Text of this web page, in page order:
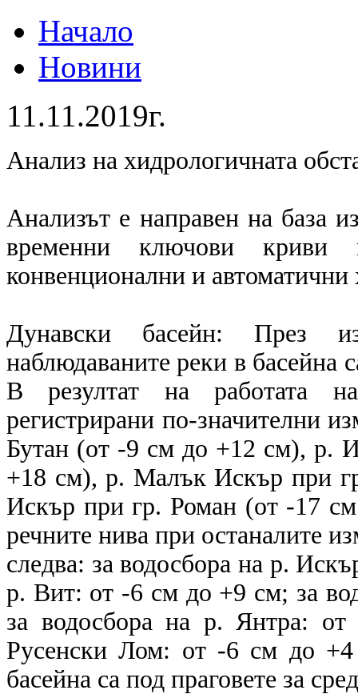
Начало
Новини
11.11.2019г.
Анализ на хидрологичната
Анализът е направен на база
временни ключови криви
конвенционални и
Дунавски басейн: През
наблюдаваните реки в басейна
В резултат на работата
регистрирани по-значителни
Бутан (от -9 см до +12 см), р.
+18 см), р. Малък Искър при
Искър при гр. Роман (от -17
речните нива при останалите
следва: за водосбора на р.
р. Вит: от -6 см до +9 см; за
за водосбора на р. Янтра:
Русенски Лом: от -6 см до +4
басейна са под праговете за